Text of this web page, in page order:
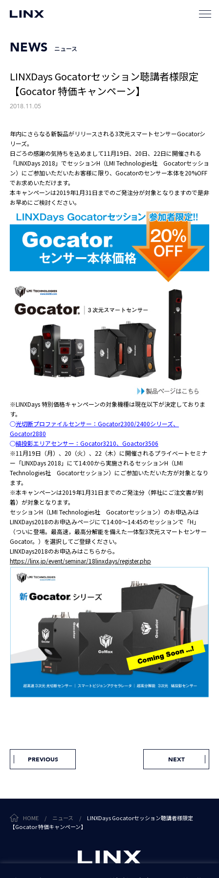
NEWS ニュース
LINXDays Gocatorセッション聴講者様限定
【Gocator 特価キャンペーン】
2018.11.05
年内にさらなる新製品がリリースされる3次元スマートセンサーGocatorシ
リーズ。
日ごろの感謝の気持ちを込めまして11月19日、20日、22日に開催される
「LINXDays 2018」でセッションH（LMI Technologies社 Gocatorセッショ
ン）にご参加いただいたお客様に限り、Gocatorのセンサー本体を20%OFF
でお求めいただけます。
本キャンペーンは2019年1月31日までのご発注分が対象となりますので是非
お早めにご検討ください。
※LINXDays 特別価格キャンペーンの対象機種は現在以下が決定しておりま
す。
○光切断プロファイルセンサー：Gocator2300/2400シリーズ、
Gocator2880
○縞投影エリアセンサー：Gocator3210、Goactor3506
※11月19日（月）、20（火）、22（木）に開催されるプライベートセミナ
ー「LINXDays 2018」にて14:00から実施されるセッションH（LMI
Technologies社 Gocatorセッション）にご参加いただいた方が対象となり
ます。
※本キャンペーンは2019年1月31日までのご発注分（弊社にご注文書が到
着）が対象となります。
セッションH（LMI Technologies社 Gocatorセッション）のお申込みは
LINXDays2018のお申込みページにて14:00～14:45のセッションで「H」
（ついに登場。最高速，最高分解能を備えた一体型3次元スマートセンサー
Gocator。）を選択してご登録ください。
LINXDays2018のお申込みはこちらから。
https://linx.jp/event/seminar/18linxdays/register.php
PREVIOUS NEXT
HOME / ニュース /
LINXDays Gocatorセッション聴講者様限定
【Gocator 特価キャンペーン】